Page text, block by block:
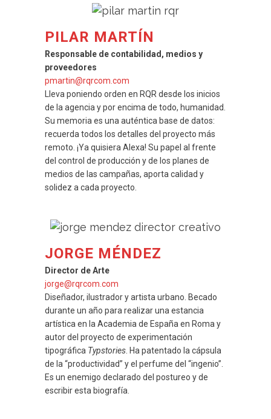
PILAR MARTÍN
Responsable de contabilidad, medios y
proveedores
pmartin@rqrcom.com
Lleva poniendo orden en RQR desde los inicios
de la agencia y por encima de todo, humanidad.
Su memoria es una auténtica base de datos:
recuerda todos los detalles del proyecto más
remoto. ¡Ya quisiera Alexa! Su papel al frente
del control de producción y de los planes de
medios de las campañas, aporta calidad y
solidez a cada proyecto.
JORGE MÉNDEZ
Director de Arte
jorge@rqrcom.com
Diseñador, ilustrador y artista urbano. Becado
durante un año para realizar una estancia
artística en la Academia de España en Roma y
autor del proyecto de experimentación
tipográfica Typstories . Ha patentado la cápsula
de la “productividad” y el perfume del “ingenio”.
Es un enemigo declarado del postureo y de
escribir esta biografía.